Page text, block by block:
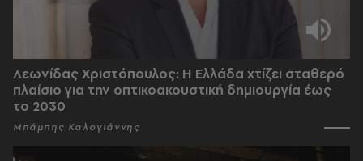
Λεωνίδας Χριστόπουλος: Η Ελλάδα χτίζει σταθερό
πλαίσιο για την οπτικοακουστική δημιουργία έως
το 2030
Μπάμπης Καλογιάννης